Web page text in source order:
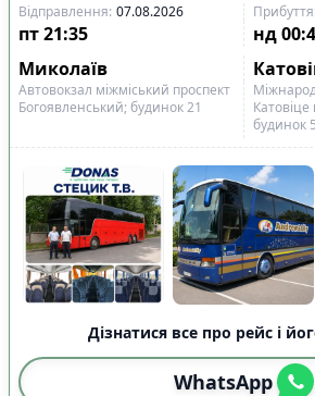
Відправлення: 07.08.2026 Прибуття
пт21:35 нд
Миколаїв
Автовокзал міжміський проспект
Богоявленський; будинок 21
будинок 5
Дізнатися все про рейс і
WhatsApp